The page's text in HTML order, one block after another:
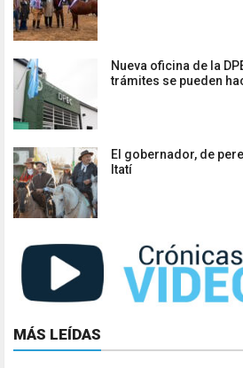
Nueva oficina de la
trámites se pueden
El gobernador, de
Itatí
MÁS LEÍDAS